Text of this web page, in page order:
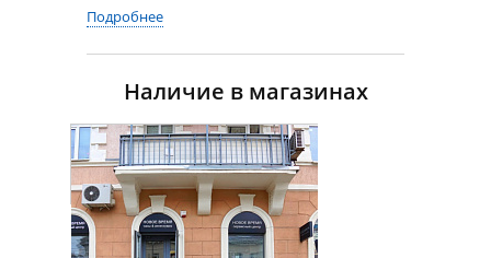
Подробнее
Наличие в магазинах